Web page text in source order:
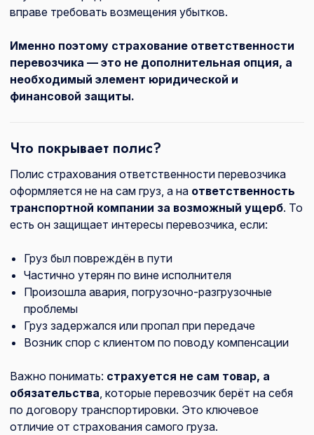
вправе требовать возмещения убытков.
Именно поэтому страхование ответственности
перевозчика — это не дополнительная опция, а
необходимый элемент юридической и
финансовой защиты.
Что покрывает полис?
Полис страхования ответственности перевозчика
оформляется не на сам груз, а на ответственность
транспортной компании за возможный ущерб. То
есть он защищает интересы перевозчика, если:
Груз был повреждён в пути
Частично утерян по вине исполнителя
Произошла авария, погрузочно-разгрузочные
проблемы
Груз задержался или пропал при передаче
Возник спор с клиентом по поводу компенсации
Важно понимать: страхуется не сам товар, а
обязательства, которые перевозчик берёт на себя
по договору транспортировки. Это ключевое
отличие от страхования самого груза.